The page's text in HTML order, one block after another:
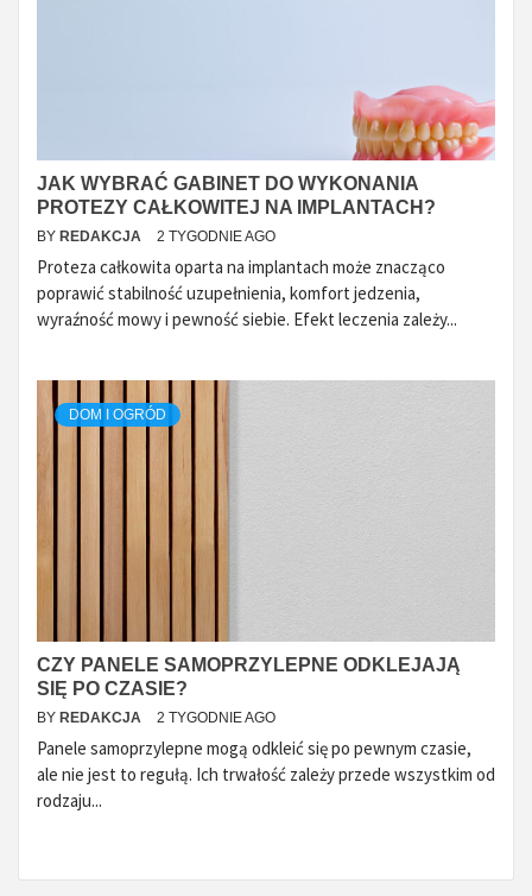
JAK WYBRAĆ GABINET DO WYKONANIA
PROTEZY CAŁKOWITEJ NA IMPLANTACH?
BY REDAKCJA 2 TYGODNIE AGO
Proteza całkowita oparta na implantach może znacząco
poprawić stabilność uzupełnienia, komfort jedzenia,
wyraźność mowy i pewność siebie. Efekt leczenia zależy...
DOM I OGRÓD
CZY PANELE SAMOPRZYLEPNE ODKLEJAJĄ
SIĘ PO CZASIE?
BY REDAKCJA 2 TYGODNIE AGO
Panele samoprzylepne mogą odkleić się po pewnym czasie,
ale nie jest to regułą. Ich trwałość zależy przede wszystkim od
rodzaju...